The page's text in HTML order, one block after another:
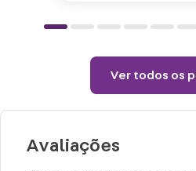
Ver todos os
Avaliações